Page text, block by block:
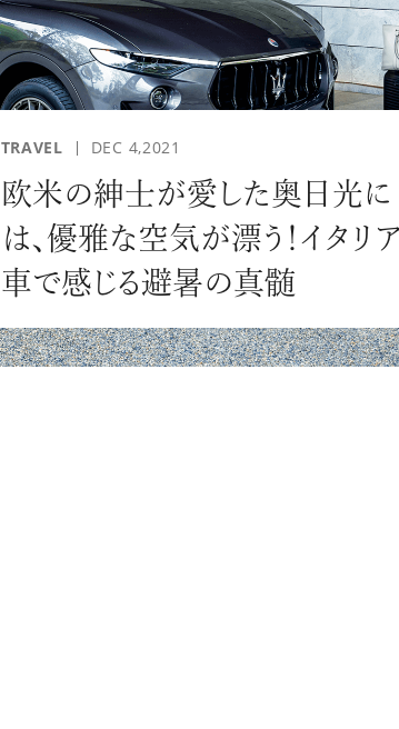
#GOLF
TRAVEL DEC 4,2021
欧米の紳士が愛した奥日光に
は、優雅な空気が漂う！イタリア
車で感じる避暑の真髄